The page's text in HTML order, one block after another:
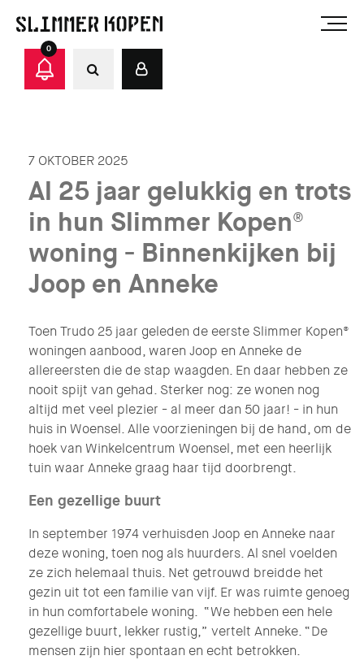
0
7 OKTOBER 2025
Al 25 jaar gelukkig en trots
in hun Slimmer Kopen®
woning - Binnenkijken bij
Joop en Anneke
Toen Trudo 25 jaar geleden de eerste Slimmer Kopen®
woningen aanbood, waren Joop en Anneke de
allereersten die de stap waagden. En daar hebben ze
nooit spijt van gehad. Sterker nog: ze wonen nog
altijd met veel plezier - al meer dan 50 jaar! - in hun
huis in Woensel. Alle voorzieningen bij de hand, om de
hoek van Winkelcentrum Woensel, met een heerlijk
tuin waar Anneke graag haar tijd doorbrengt.
Een gezellige buurt
In september 1974 verhuisden Joop en Anneke naar
deze woning, toen nog als huurders. Al snel voelden
ze zich helemaal thuis. Net getrouwd breidde het
gezin uit tot een familie van vijf. Er was ruimte genoeg
in hun comfortabele woning. “We hebben een hele
gezellige buurt, lekker rustig,” vertelt Anneke. “De
mensen zijn hier spontaan en echt betrokken.